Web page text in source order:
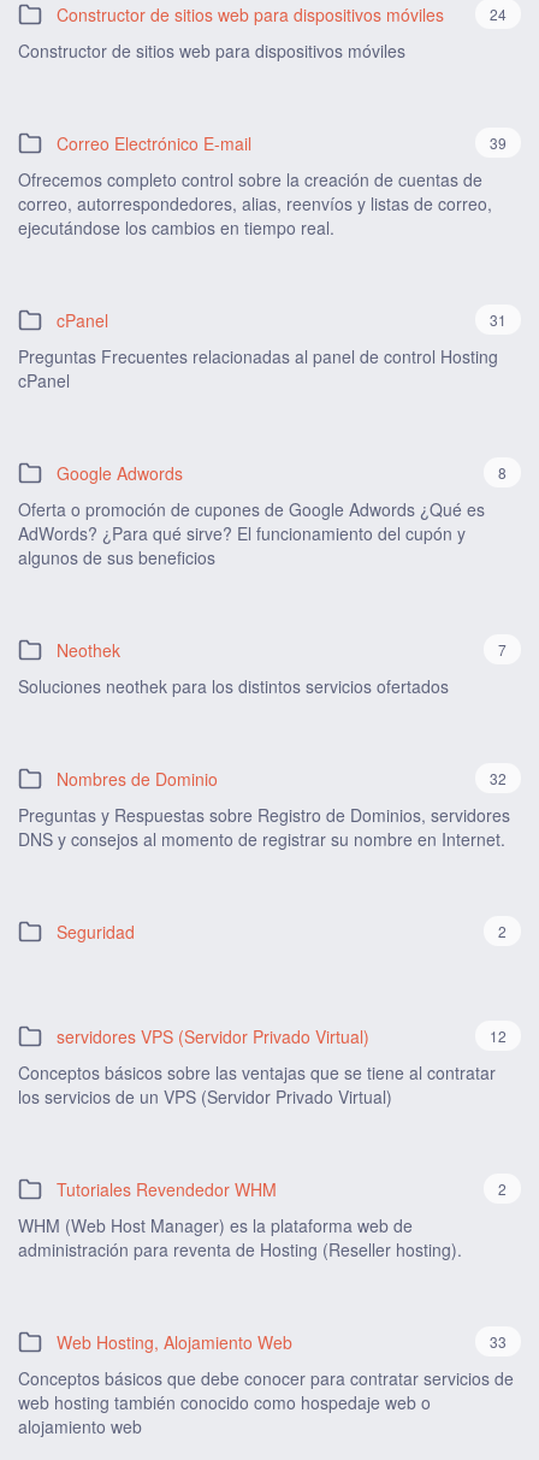
Constructor de sitios web para dispositivos móviles 24
Constructor de sitios web para dispositivos móviles
Correo Electrónico E-mail 39
Ofrecemos completo control sobre la creación de cuentas de
correo, autorrespondedores, alias, reenvíos y listas de correo,
ejecutándose los cambios en tiempo real.
cPanel 31
Preguntas Frecuentes relacionadas al panel de control Hosting
cPanel
Google Adwords 8
Oferta o promoción de cupones de Google Adwords ¿Qué es
AdWords? ¿Para qué sirve? El funcionamiento del cupón y
algunos de sus beneficios
Neothek 7
Soluciones neothek para los distintos servicios ofertados
Nombres de Dominio 32
Preguntas y Respuestas sobre Registro de Dominios, servidores
DNS y consejos al momento de registrar su nombre en Internet.
Seguridad 2
servidores VPS (Servidor Privado Virtual) 12
Conceptos básicos sobre las ventajas que se tiene al contratar
los servicios de un VPS (Servidor Privado Virtual)
Tutoriales Revendedor WHM 2
WHM (Web Host Manager) es la plataforma web de
administración para reventa de Hosting (Reseller hosting).
Web Hosting, Alojamiento Web 33
Conceptos básicos que debe conocer para contratar servicios de
web hosting también conocido como hospedaje web o
alojamiento web